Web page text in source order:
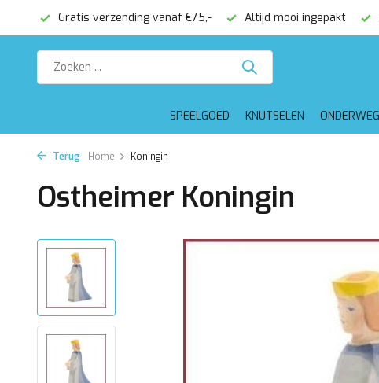
Gratis verzending vanaf €75,- Altijd mooi ingepakt
SPEELGOED KNUTSELEN ONDERWEG
Terug Home Koningin
Ostheimer Koningin